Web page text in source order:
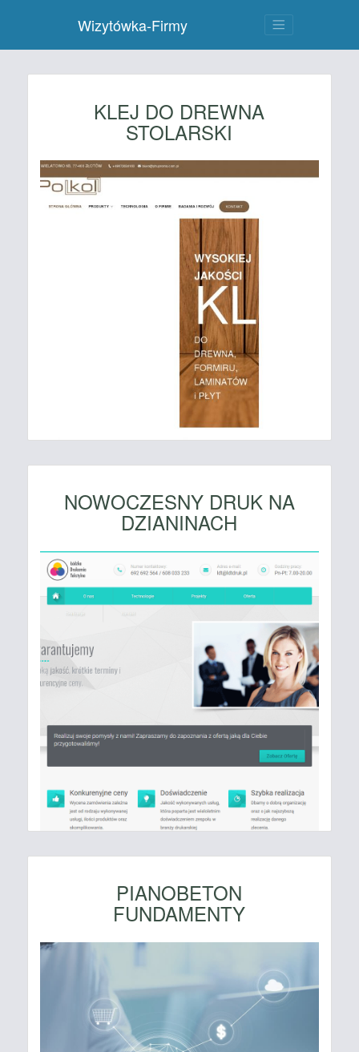
Wizytówka-Firmy
KLEJ DO DREWNA
STOLARSKI
NOWOCZESNY DRUK NA
DZIANINACH
PIANOBETON
FUNDAMENTY